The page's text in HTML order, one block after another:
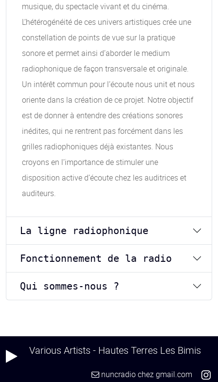
musique, du spectacle vivant et du cinéma.
L’hétérogénéité de ces univers artistiques crée une
constellation de points de vue sur la pratique
sonore et permet ainsi d’aborder le medium
radiophonique de façon transversale et originale.
Un intérêt commun pour l’écoute nous unit et nous
oriente dans la création de ce projet. Notre objectif
est de donner à entendre des créations sonores
inédites, qui ne rentrent pas forcément dans les
grilles radiophoniques déjà existantes. Nous
croyons en l’importance de stimuler une
disposition active d’écoute chez les auditrices et
auditeurs.
La ligne radiophonique
Fonctionnement de la radio
Qui sommes-nous ?
Various Artists - Hautes Terres Les Bimis
nuncradiochezgmail.com